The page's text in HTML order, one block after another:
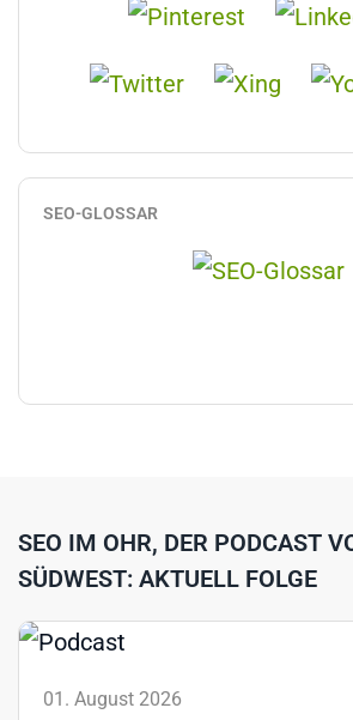
SEO-GLOSSAR
SEO IM OHR, DER PODCAST
SÜDWEST: AKTUELL FOLGE
01. August 2026